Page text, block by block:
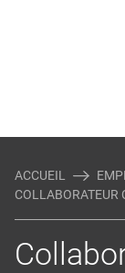
ACCUEIL